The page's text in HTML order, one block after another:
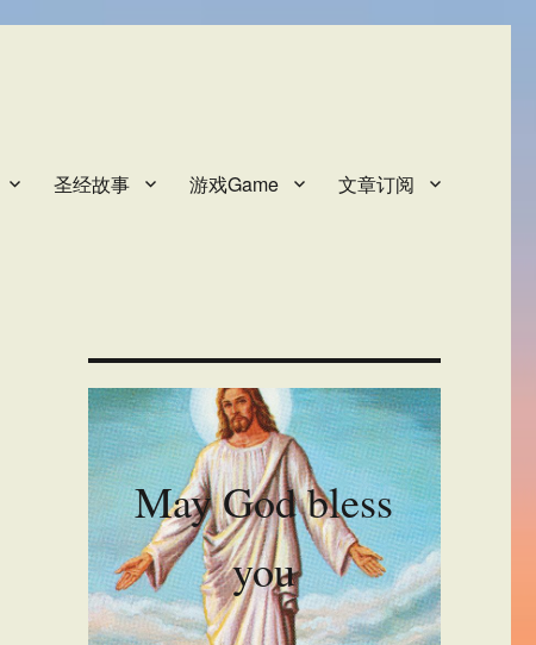
圣经故事 游戏Game 文章订阅
May God bless
you